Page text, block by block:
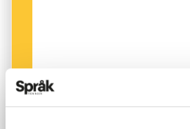
språkmelodin är ”fästad” i
hur språkmelodin följer
de västsvenska dialekterna